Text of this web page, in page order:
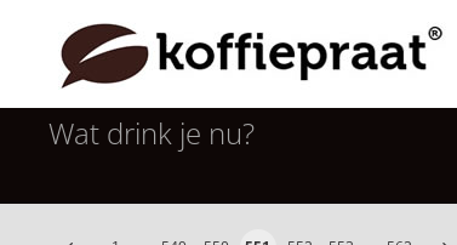
Wat drink je nu?